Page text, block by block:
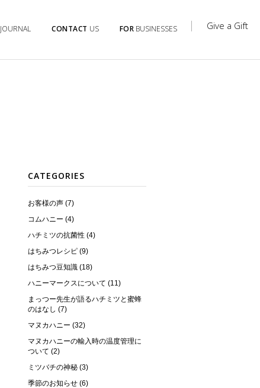
JOURNAL CONTACT US FOR BUSINESSES Give a Gift
CATEGORIES
お客様の声 (7)
コムハニー (4)
ハチミツの抗菌性 (4)
はちみつレシピ (9)
はちみつ豆知識 (18)
ハニーマークスについて (11)
まっつー先生が語るハチミツと蜜蜂
のはなし (7)
マヌカハニー (32)
マヌカハニーの輸入時の温度管理に
ついて (2)
ミツバチの神秘 (3)
季節のお知らせ (6)